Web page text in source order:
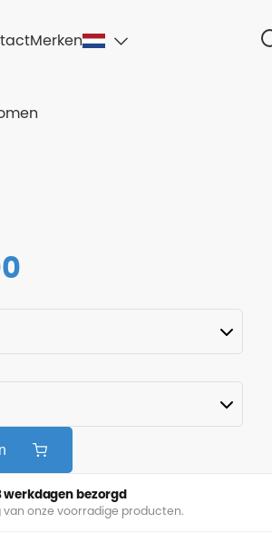
Merken
werkdagen bezorgd
van onze voorradige producten.